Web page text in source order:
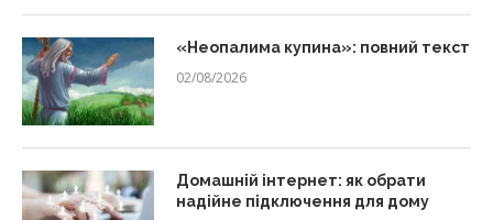
«Неопалима купина»: повний текст
02/08/2026
Домашній інтернет: як обрати
надійне підключення для дому